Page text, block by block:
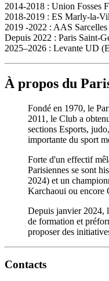
2014-2018 : Union Fosses
2018-2019 : ES Marly‑la‑
2019 -2022 : AAS Sarcelles
Depuis 2022 : Paris Saint‑
2025–2026 : Levante UD
À propos du
Fondé en 1970, le
2011, le Club a
sections Esports,
importante du sport
Forte d'un effectif
Parisiennes se sont
2024) et un
Karchaoui ou encore
Depuis janvier 2024,
de formation et
proposer des
Contacts